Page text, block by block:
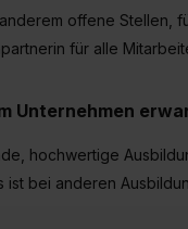
offene Stellen,
für alle
Unternehmen
hochwertige
bei anderen